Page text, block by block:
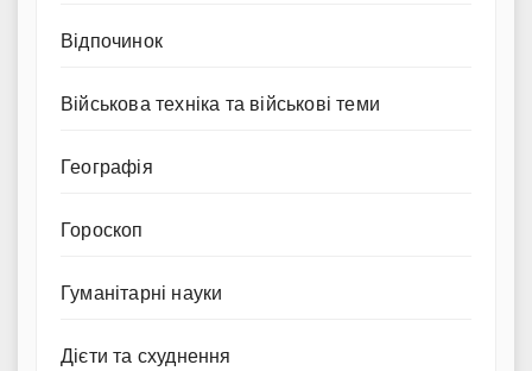
Відпочинок
Військова техніка та військові теми
Географія
Гороскоп
Гуманітарні науки
Дієти та схуднення